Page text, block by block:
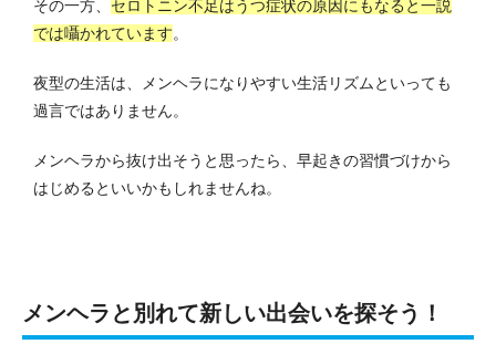
その一方、 セロトニン不足はうつ症状の原因にもなると一説
では囁かれています。
夜型の生活は、メンヘラになりやすい生活リズムといっても
過言ではありません。
メンヘラから抜け出そうと思ったら、早起きの習慣づけから
はじめるといいかもしれませんね。
メンヘラと別れて新しい出会いを探そう！